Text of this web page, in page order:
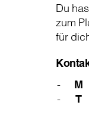
Du
zum
für
M
T